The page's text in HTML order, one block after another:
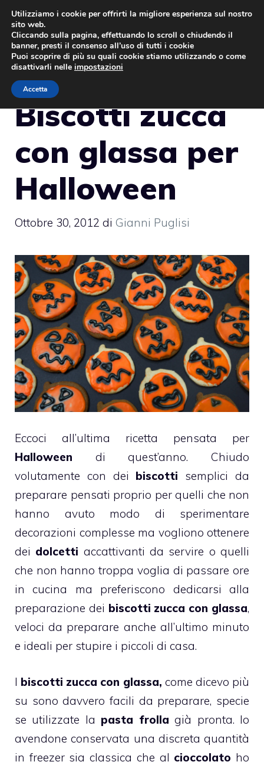
Vai
contenuto
Biscotti zucca
con glassa per
Halloween
Ottobre 30, 2012 di Gianni Puglisi
Eccoci all’ultima ricetta pensata per
Halloween di quest’anno. Chiudo
volutamente con dei biscotti semplici da
preparare pensati proprio per quelli che non
hanno avuto modo di sperimentare
decorazioni complesse ma vogliono ottenere
dei dolcetti accattivanti da servire o quelli
che non hanno troppa voglia di passare ore
in cucina ma preferiscono dedicarsi alla
preparazione dei biscotti zucca con glassa,
veloci da preparare anche all’ultimo minuto
e ideali per stupire i piccoli di casa.
I biscotti zucca con glassa, come dicevo più
su sono davvero facili da preparare, specie
se utilizzate la pasta frolla già pronta. Io
avendone conservata una discreta quantità
in freezer sia classica che al cioccolato ho
Utilizziamo i cookie per offrirti la migliore esperienza sul nostro
sito web.
Cliccando sulla pagina, effettuando lo scroll o chiudendo il
banner, presti il consenso all’uso di tutti i cookie
Puoi scoprire di più su quali cookie stiamo utilizzando o come
disattivarli nelle impostazioni
Accetta